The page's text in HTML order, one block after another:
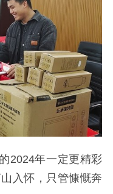
2024年一定更精彩
入怀，只管慷慨奔